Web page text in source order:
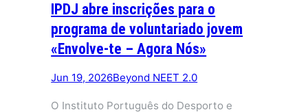
IPDJ abre inscrições para o
programa de voluntariado jovem
«Envolve-te – Agora Nós»
Jun 19, 2026Beyond NEET 2.0
O Instituto Português do Desporto e